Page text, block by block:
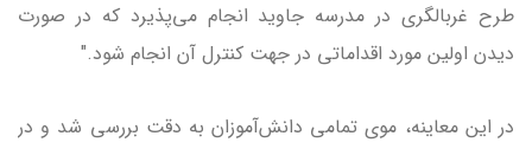
طرح غربالگری در مدرسه جاوید انجام می‌پذیرد که در صورت
دیدن اولین مورد اقداماتی در جهت کنترل آن انجام شود."
در این معاینه، موی تمامی دانش‌آموزان به دقت بررسی شد و در